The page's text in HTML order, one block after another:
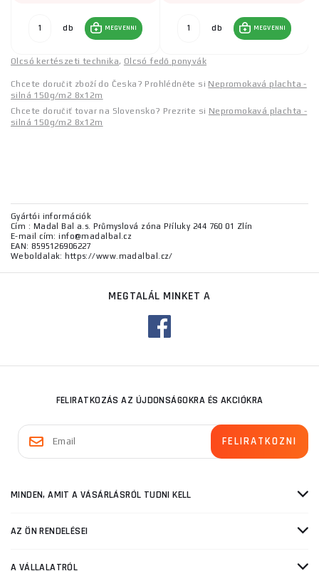
db MEGVENNI db MEGVENNI
Olcsó kertészeti technika, Olcsó fedő ponyvák
Chcete doručit zboží do Česka? Prohlédněte si Nepromokavá plachta -
silná 150g/m2 8x12m
Chcete doručiť tovar na Slovensko? Prezrite si Nepromokavá plachta -
silná 150g/m2 8x12m
Gyártói információk
Cím : Madal Bal a.s. Průmyslová zóna Příluky 244 760 01 Zlín
E-mail cím: info@madalbal.cz
EAN: 8595126906227
Weboldalak: https://www.madalbal.cz/
MEGTALÁL MINKET A
FELIRATKOZÁS AZ ÚJDONSÁGOKRA ÉS AKCIÓKRA
MINDEN, AMIT A VÁSÁRLÁSRÓL TUDNI KELL
AZ ÖN RENDELÉSEI
A VÁLLALATRÓL